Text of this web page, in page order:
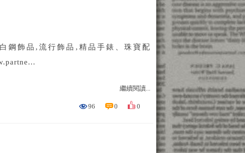
鋼飾品,流行飾品,精品手錶、珠寶配
繼續閱讀...
96 0 0